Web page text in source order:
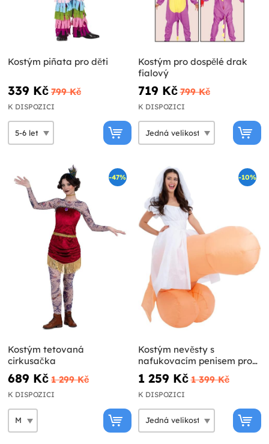
Kostým piñata pro děti
339 Kč 799 Kč
K DISPOZICI
Kostým pro dospělé drak
fialový
719 Kč 799 Kč
K DISPOZICI
-47%
Kostým tetovaná
cirkusačka
689 Kč 1 299 Kč
K DISPOZICI
-10%
Kostým nevěsty s
nafukovacím penisem pro
dospělého
1 259 Kč 1 399 Kč
K DISPOZICI